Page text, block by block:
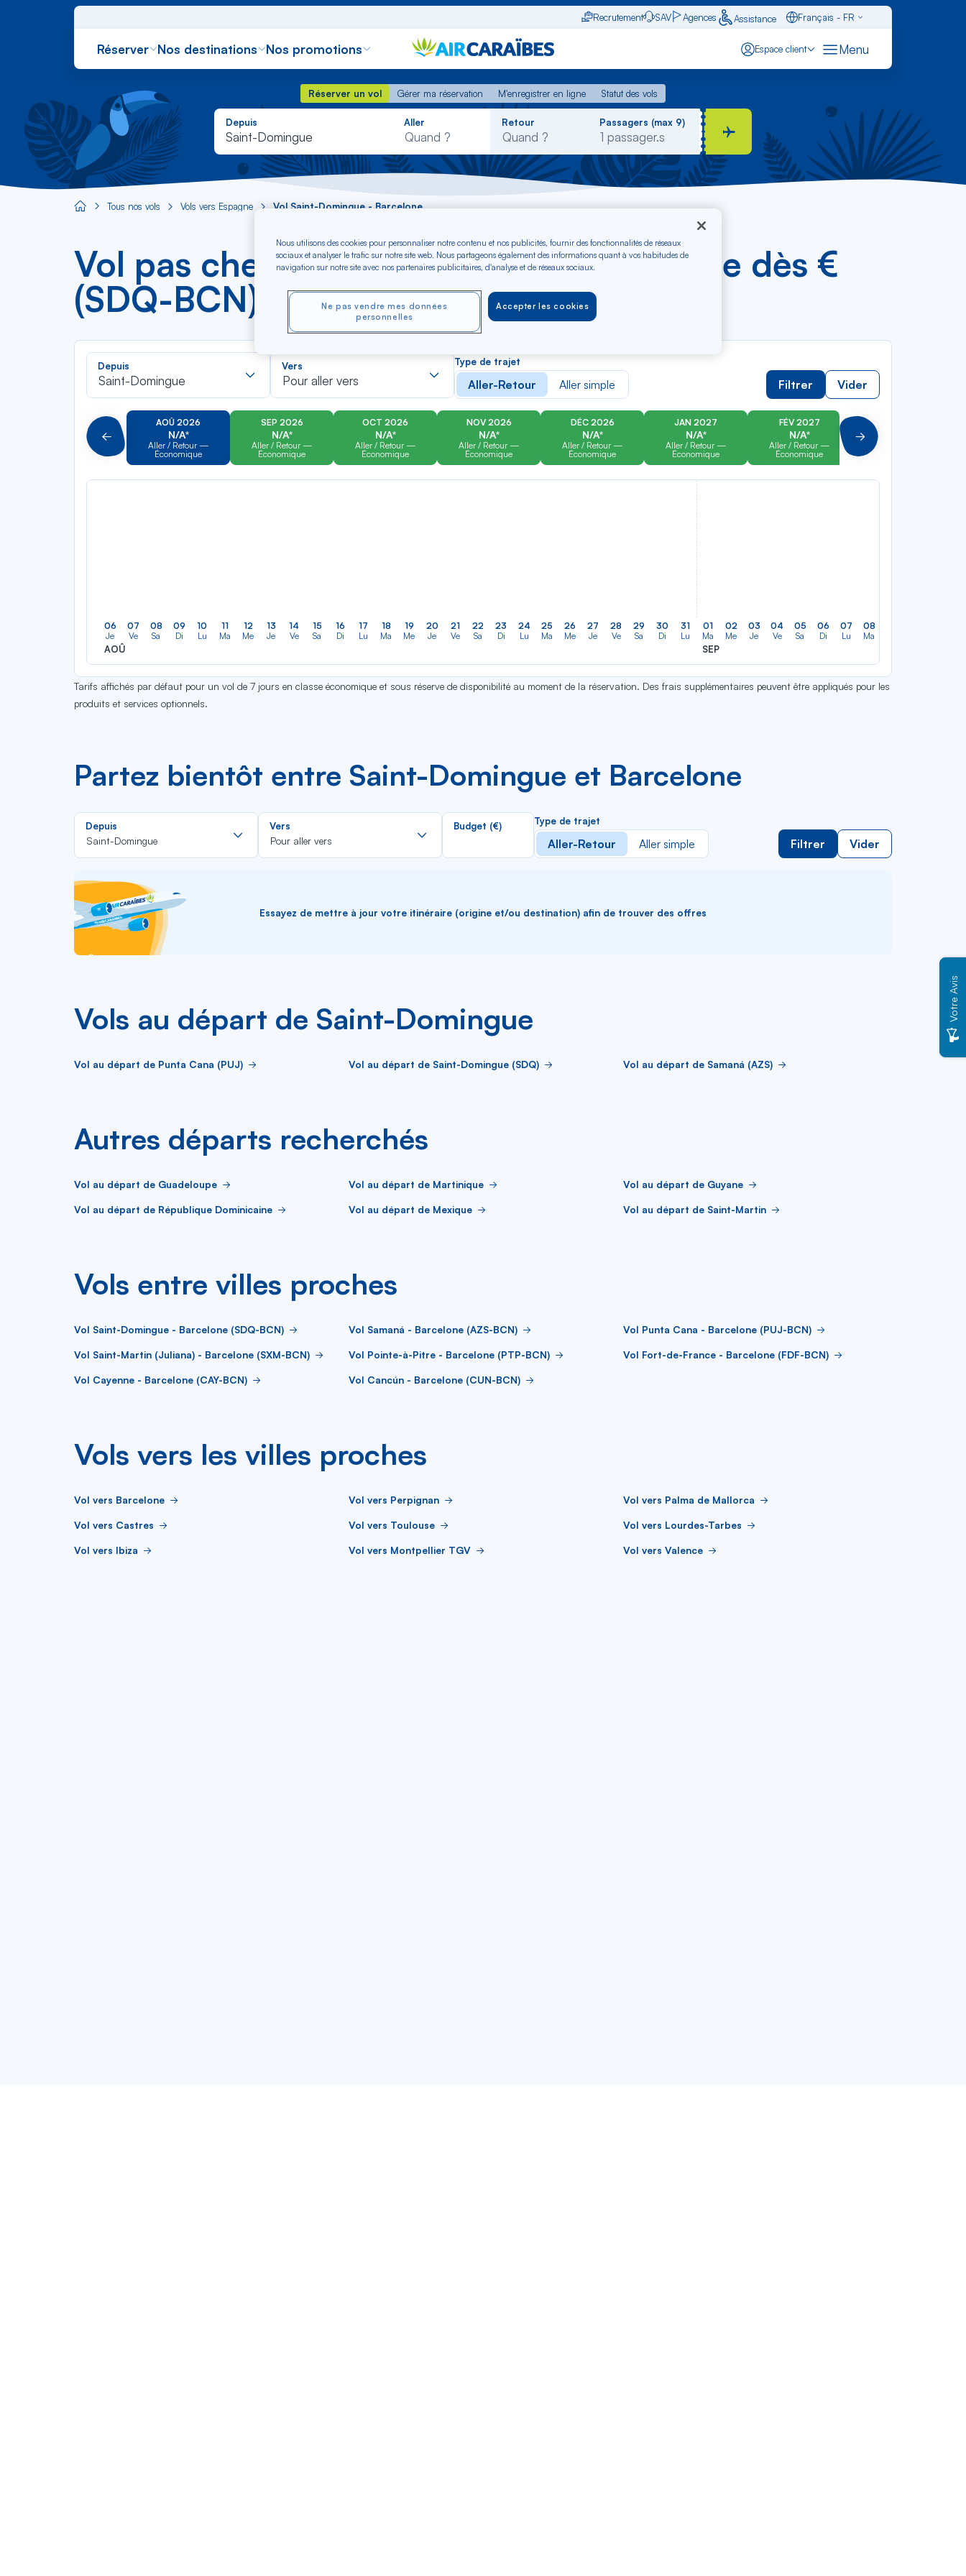
Recrutement SAV Agences Assistance
Français - FR
Réserver Nos destinations Nos promotions Espace client Menu
Réserver un vol Gérer ma réservation M'enregistrer en ligne
Statut des vols
Réserver un vol
Gérer ma réservation M'enregistrer en ligne Statut des vols
Depuis
Saint-Domingue
Rechercher
dans
liste
Aller Retour Passagers (max 9)
Aircaraibes.com
Tous nos vols Vols vers Espagne Vol Saint-Domingue - Barcelone
Vol pas cher Saint-Domingue - Barcelone dès €
(SDQ-BCN)
Depuis
Saint-Domingue
Rechercher
dans
la
liste
Vers
Pour aller vers
Rechercher
dans
la
liste
Type de trajet
Aller-Retour Aller simple Filtrer Vider
Précédent
AOÛ 2026
N/A*
Aller / Retour —
Économique
SEP 2026
N/A*
Aller / Retour —
Économique
OCT 2026
N/A*
Aller / Retour —
Économique
NOV 2026
N/A*
Aller / Retour —
Économique
DÉC 2026
N/A*
Aller / Retour —
Économique
JAN 2027
N/A*
Aller / Retour —
Économique
FÉV 2027
N/A*
Aller / Retour —
Économique
Aller / Retour —
Suivant
06
Je
AOÛ
07
Ve
08
Sa
09
Di
10
Lu
11
Ma
12
Me
13
Je
14
Ve
15
Sa
16
Di
17
Lu
18
Ma
19
Me
20
Je
21
Ve
22
Sa
23
Di
24
Lu
25
Ma
26
Me
27
Je
28
Ve
29
Sa
30
Di
31
Lu
01
Ma
SEP
02
Me
03
Je
04
Ve
05
Sa
06
Di
07
Lu
08
Ma
Tarifs affichés par défaut pour un vol de 7 jours en classe économique et sous réserve de disponibilité au moment de la réservation. Des frais supplémentaires peuvent être appliqués pour les
produits et services optionnels.
Partez bientôt entre Saint-Domingue et Barcelone
Depuis
Saint-Domingue
Rechercher
dans
la
Vers
Pour aller vers
Rechercher
la
Budget (€) Type de trajet
Aller-Retour Aller simple Filtrer Vider
Essayez de mettre à jour votre itinéraire (origine et/ou destination) afin de trouver des offres
Vols au départ de Saint-Domingue
Vol au départ de Punta Cana (PUJ) Vol au départ de Saint-Domingue (SDQ) Vol au départ de Samaná (AZS)
Autres départs recherchés
Vol au départ de Guadeloupe Vol au départ de Martinique Vol au départ de Guyane
Vol au départ de République Dominicaine Vol au départ de Mexique Vol au départ de Saint-Martin
Vols entre villes proches
Vol Saint-Domingue - Barcelone (SDQ-BCN) Vol Samaná - Barcelone (AZS-BCN) Vol Punta Cana - Barcelone (PUJ-BCN)
Vol Saint-Martin (Juliana) - Barcelone (SXM-BCN) Vol Pointe-à-Pitre - Barcelone (PTP-BCN) Vol Fort-de-France - Barcelone (FDF-BCN)
Vol Cayenne - Barcelone (CAY-BCN) Vol Cancún - Barcelone (CUN-BCN)
Vols vers les villes proches
Vol vers Barcelone Vol vers Perpignan Vol vers Palma de Mallorca
Vol vers Castres Vol vers Toulouse Vol vers Lourdes-Tarbes
Vol vers Ibiza Vol vers Montpellier TGV Vol vers Valence
Nous utilisons des cookies pour personnaliser notre contenu et nos publicités, fournir des fonctionnalités de réseaux
sociaux et analyser le trafic sur notre site web. Nous partageons également des informations quant à vos habitudes de
navigation sur notre site avec nos partenaires publicitaires, d'analyse et de réseaux sociaux.
Accepter les cookies
Ne pas vendre mes données
personnelles
Votre Avis